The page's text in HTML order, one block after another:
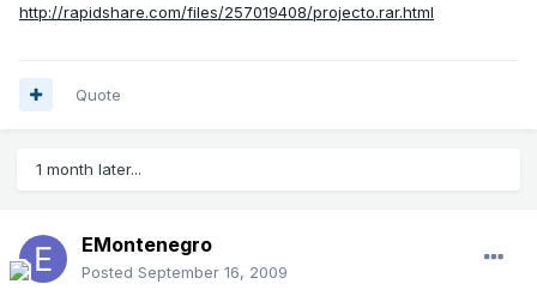
http://rapidshare.com/files/257019408/projecto.rar.html
Quote
1 month later...
EMontenegro
Posted September 16, 2009